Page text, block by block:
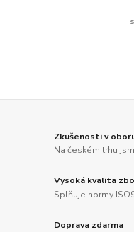
Zkušenosti v
Na českém trhu
Vysoká kvalita
Splňuje normy
Doprava zdarma